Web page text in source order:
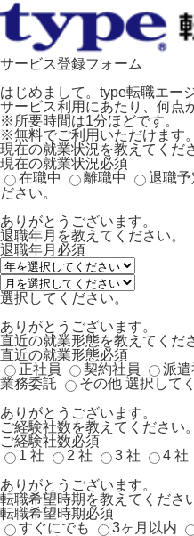
サービス登録フォーム
はじめまして。type転職エー
サービス利用にあたり、何点
※所要時間は1分ほどです。
※無料でご利用いただけます。
現在の就業状況を教えてくだ
現在の就業状況必須
在職中
離職中 退職予
ださい。
ありがとうございます。
退職年月を教えてください。
退職年月 必須
選択してください。
ありがとうございます。
直近の就業形態を教えてくだ
直近の就業形態必須
正社員
契約社員 派遣
業務委託
その他 選択して
ありがとうございます。
ご経験社数を教えてください。
ご経験社数必須
1 社
2 社 3 社 4 社
ありがとうございます。
転職希望時期を教えてくださ
転職希望時期必須
すぐにでも
3ヶ月以内